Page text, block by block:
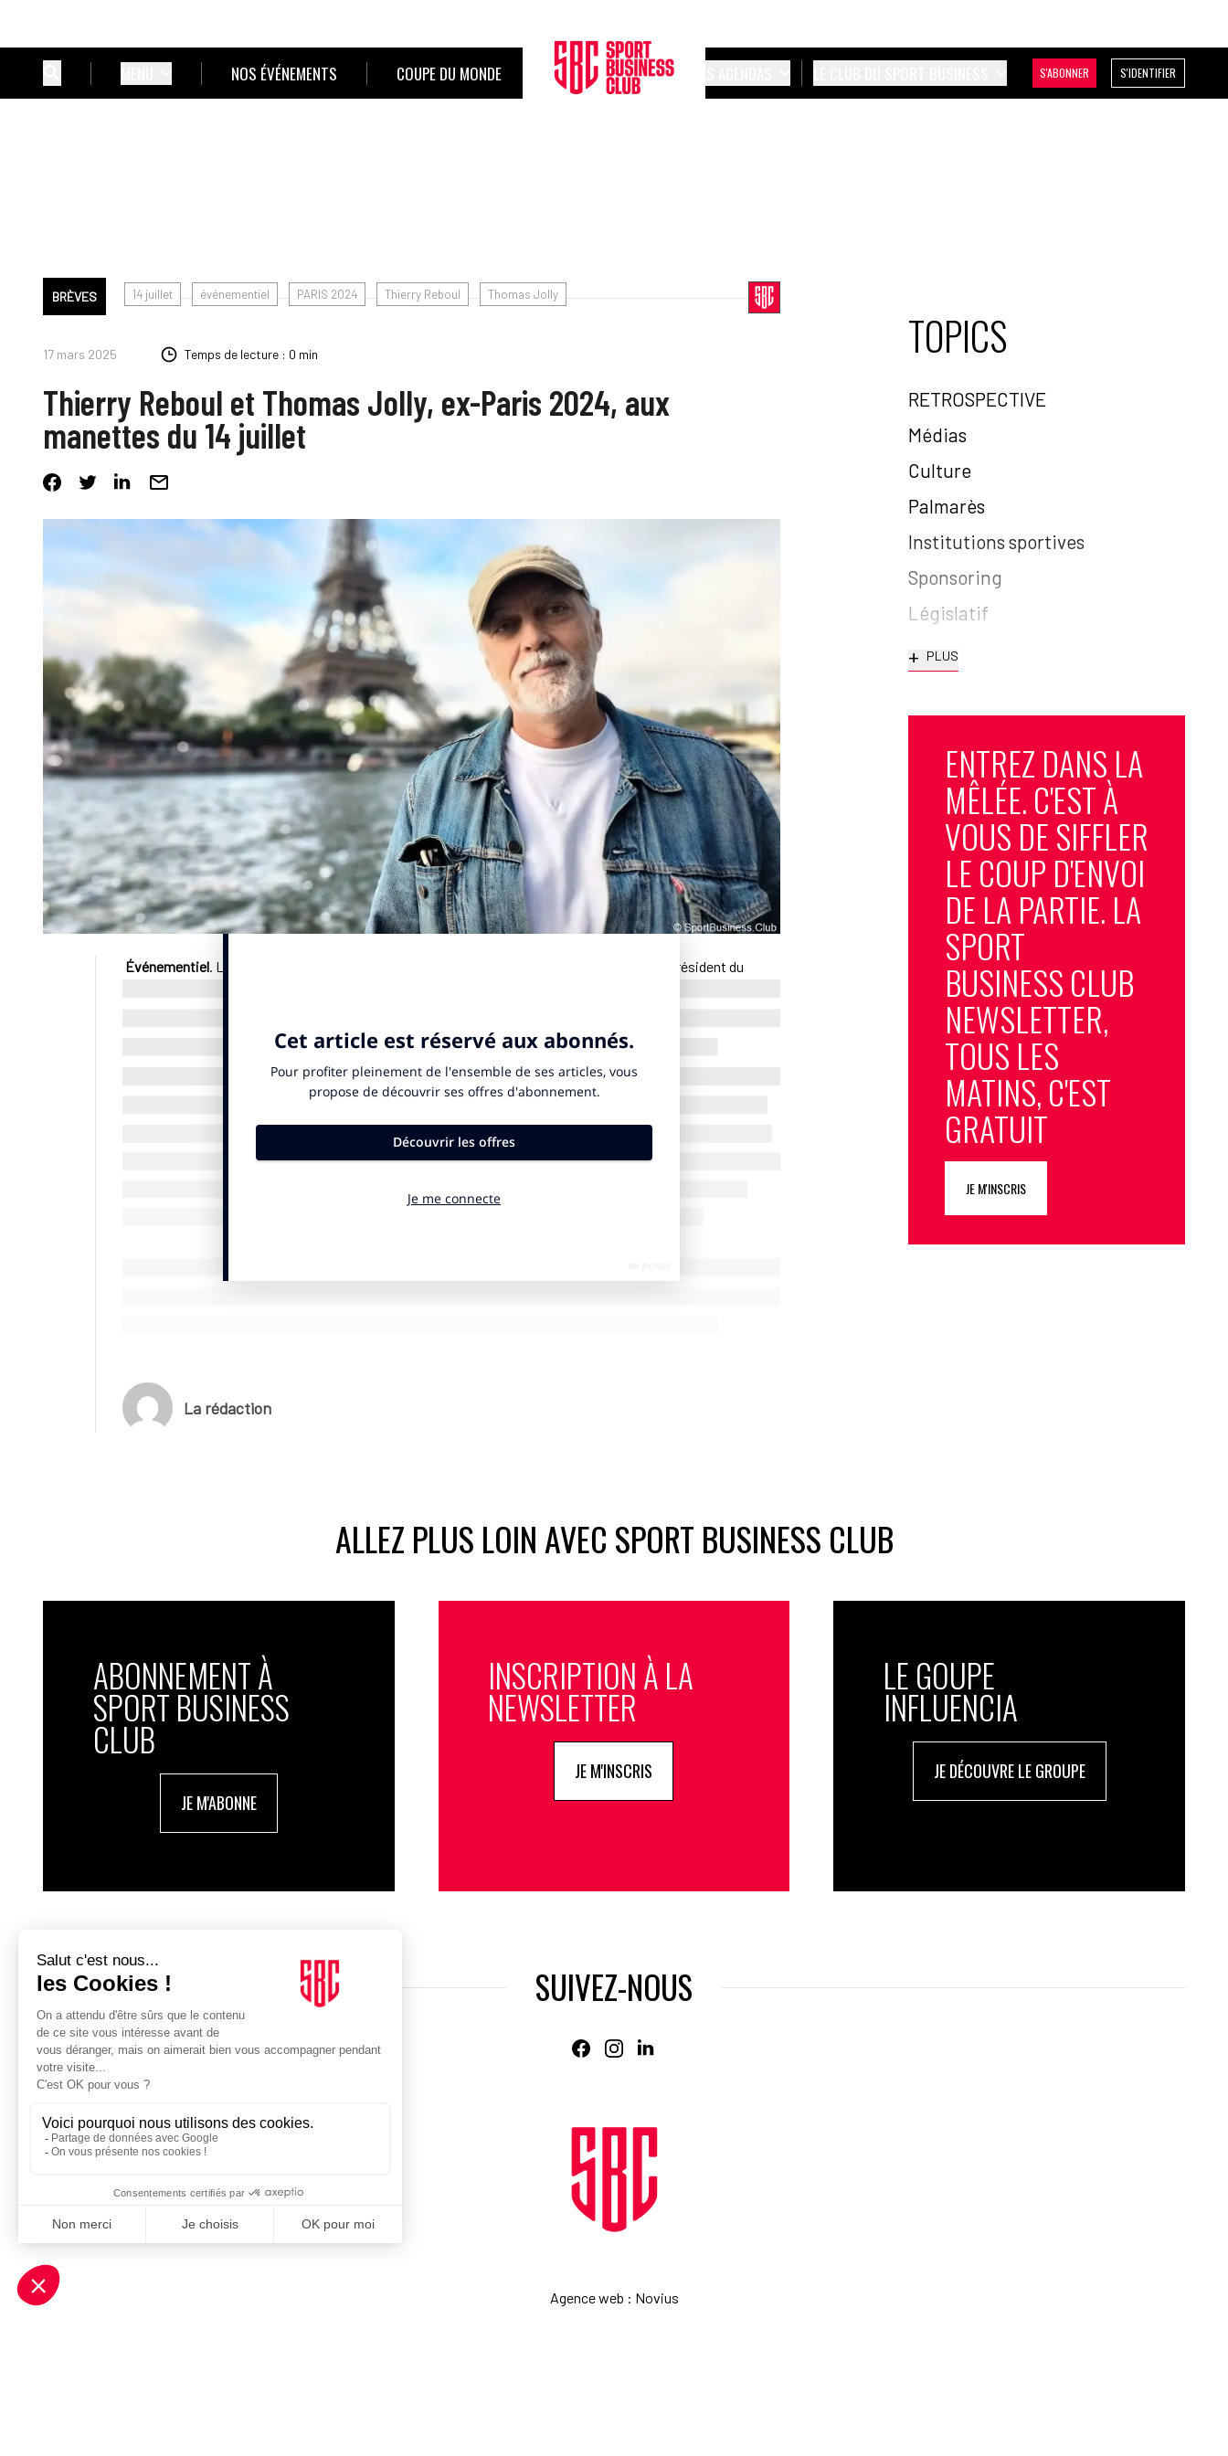
NOS ÉVÉNEMENTS COUPE DU MONDE S'ABONNER S'IDENTIFIER
BRÈVES 14 juillet événementiel PARIS 2024 Thierry Reboul Thomas Jolly
17 mars 2025 Temps de lecture : 0 min
Thierry Reboul et Thomas Jolly, ex-Paris 2024, aux
manettes du 14 juillet
Événementiel. La rumeur bruissait depuis quelques semaines, et Tony Estanguet, l’ancien président du
Thomas Jolly, le directeur artistique, seront chargés d’un défilé festif lors du prochain 14 juillet à Paris.
Le duo, qui travaille ensemble sur quelques autres projets événementiels, aurait été contacté par l’Elysées, a
. Rien ne filtre sur le concept préparé pour fêter, un peu en avance, l’anniversaire
pour célébrer le bicentenaire de la révolution française.
La rédaction
TOPICS
RETROSPECTIVE
Médias
Culture
Palmarès
Institutions sportives
Sponsoring
Législatif
+ PLUS
ENTREZ DANS LA
MÊLÉE. C'EST À
VOUS DE SIFFLER
LE COUP D'ENVOI
DE LA PARTIE. LA
SPORT
BUSINESS CLUB
NEWSLETTER,
TOUS LES
MATINS, C'EST
GRATUIT
JE M'INSCRIS
ALLEZ PLUS LOIN AVEC SPORT BUSINESS CLUB
ABONNEMENT À
SPORT BUSINESS
CLUB
JE M'ABONNE
INSCRIPTION À LA
NEWSLETTER
JE M'INSCRIS
LE GOUPE
INFLUENCIA
JE DÉCOUVRE LE GROUPE
SUIVEZ-NOUS
Agence web : Novius